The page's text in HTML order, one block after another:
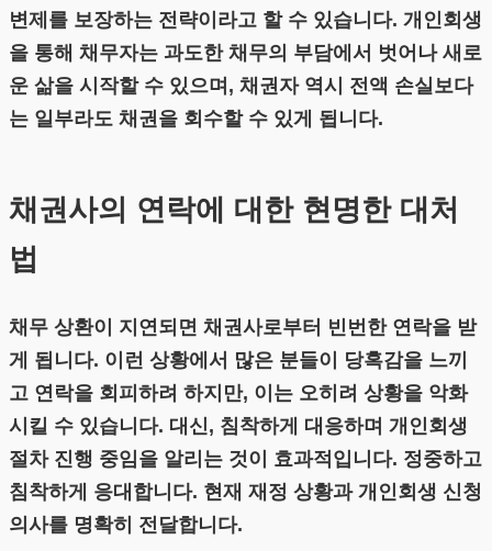
변제를 보장하는 전략이라고 할 수 있습니다. 개인회생
을 통해 채무자는 과도한 채무의 부담에서 벗어나 새로
운 삶을 시작할 수 있으며, 채권자 역시 전액 손실보다
는 일부라도 채권을 회수할 수 있게 됩니다.
채권사의 연락에 대한 현명한 대처
법
채무 상환이 지연되면 채권사로부터 빈번한 연락을 받
게 됩니다. 이런 상황에서 많은 분들이 당혹감을 느끼
고 연락을 회피하려 하지만, 이는 오히려 상황을 악화
시킬 수 있습니다. 대신, 침착하게 대응하며 개인회생
절차 진행 중임을 알리는 것이 효과적입니다. 정중하고
침착하게 응대합니다. 현재 재정 상황과 개인회생 신청
의사를 명확히 전달합니다.